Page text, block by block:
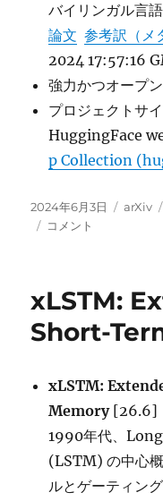
バイリンガル言
論文 参考訳（メ
2024 17:57:16
強力かつオープ
プロジェクトサ
HuggingFace
p Collection
投
稿
2024年6月3日
カ
arXiv
Yuan
MAP-
に
コメント
xLSTM:
Short-
xLSTM:
Memory [26.6]
1990年代、
(LSTM) の中心
ルとゲーティン